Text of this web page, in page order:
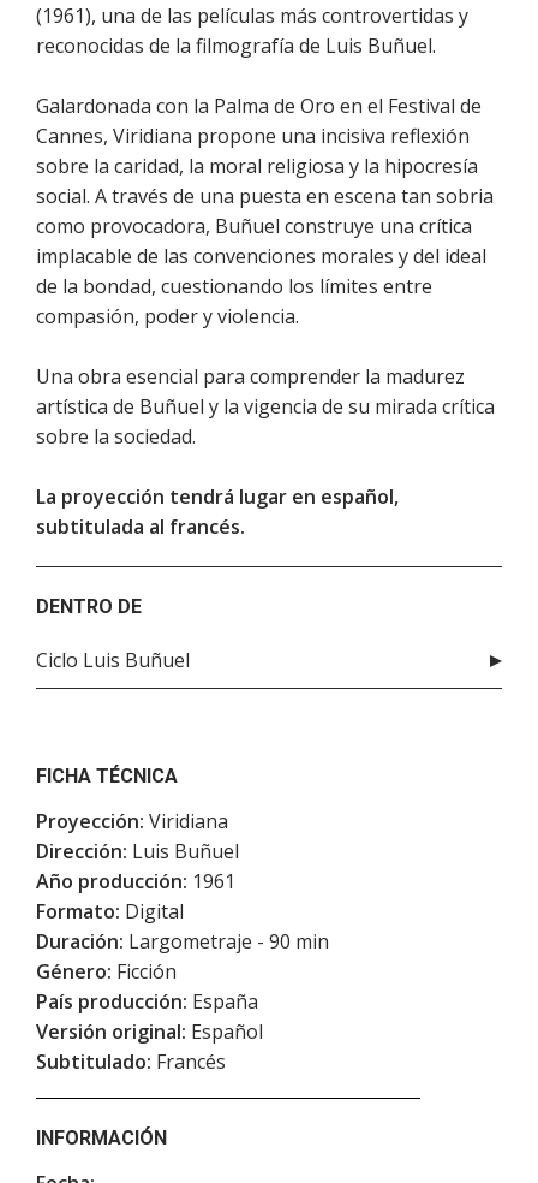
(1961), una de las películas más controvertidas y
reconocidas de la filmografía de Luis Buñuel.
Galardonada con la Palma de Oro en el Festival de
Cannes, Viridiana propone una incisiva reflexión
sobre la caridad, la moral religiosa y la hipocresía
social. A través de una puesta en escena tan sobria
como provocadora, Buñuel construye una crítica
implacable de las convenciones morales y del ideal
de la bondad, cuestionando los límites entre
compasión, poder y violencia.
Una obra esencial para comprender la madurez
artística de Buñuel y la vigencia de su mirada crítica
sobre la sociedad.
La proyección tendrá lugar en español,
subtitulada al francés.
DENTRO DE
Ciclo Luis Buñuel
FICHA TÉCNICA
Proyección: Viridiana
Dirección: Luis Buñuel
Año producción: 1961
Formato: Digital
Duración: Largometraje - 90 min
Género: Ficción
País producción: España
Versión original: Español
Subtitulado: Francés
INFORMACIÓN